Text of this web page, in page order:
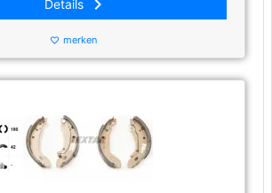
Details
favorite_border merken